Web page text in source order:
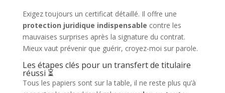
Exigez toujours un certificat détaillé. Il offre une
protection juridique indispensable contre les
mauvaises surprises après la signature du contrat.
Mieux vaut prévenir que guérir, croyez-moi sur parole.
Les étapes clés pour un transfert de titulaire
réussi ⏳
Tous les papiers sont sur la table, il ne reste plus qu’à